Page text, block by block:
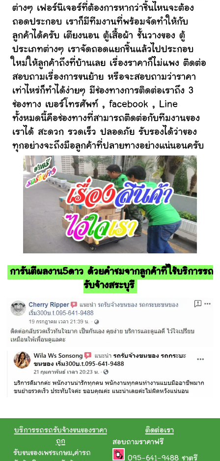
ต่างๆ เฟอร์นิเจอร์ที่ต้องการหากว่าชิ้นไหนจะต้อง
ถอดประกอบ เราก็มีทีมงานที่พร้อมจัดทำให้กับ
ลูกค้าได้ครับ เตียงนอน ตู้เสื้อผ้า ชั้นวางของ ตู้
ประเภทต่างๆ เราจัดถอดแยกชิ้นแล้วไปประกอบ
ใหม่ให้ลูกค้าถึงที่บ้านเลย เรื่องราคาก็ไม่แพง ติดต่อ
สอบถามเรื่องการขนย้าย หรือจะสอบถามว่าราคา
เท่าไหร่ก็ทำได้ง่ายๆ มีช่องทางการติดต่อเราถึง 3
ช่องทาง เบอร์โทรศัพท์ , facebook , Line
ทั้งหมดนี้คือช่องทางที่สามารถติดต่อกับทีมงานของ
เราได้ สะดวก รวดเร็ว ปลอดภัย รับรองได้ว่าของ
ทุกอย่างจะถึงมือลูกค้าที่ปลายทางอย่างแน่นอนครับ
การันตีผลงาน5ดาว ด้วยคำชมจากลูกค้าที่ใช้บริการรถ
รับจ้างสระบุรี
บริการรถรถรับจ้างขนของราคา
ถูก
รับขนของเพชรเกษม,ค่ารถ
ติดต่อเรา
สอบถามราคาฟรี
095-641-9488 ชาตรี